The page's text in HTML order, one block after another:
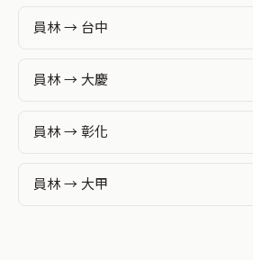
員林 → 台中
員林 → 大慶
員林 → 彰化
員林 → 大甲